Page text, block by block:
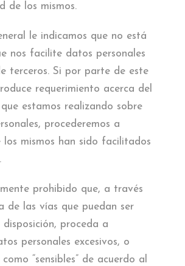
de los mismos.
le indicamos que no está
nos facilite datos personales
terceros. Si por parte de este
requerimiento acerca del
estamos realizando sobre
procederemos a
los mismos han sido facilitados
prohibido que, a través
de las vías que puedan ser
disposición, proceda a
personales excesivos, o
“sensibles” de acuerdo al